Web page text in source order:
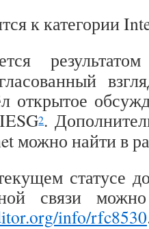
к категории
открытое
2.
можно найти в
статусе
связи
info/rfc8530